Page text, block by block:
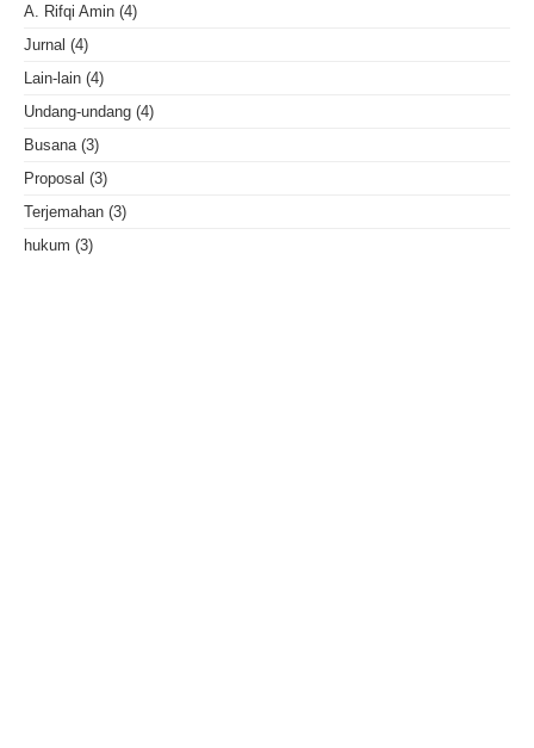
A. Rifqi Amin (4)
Jurnal (4)
Lain-lain (4)
Undang-undang (4)
Busana (3)
Proposal (3)
Terjemahan (3)
hukum (3)